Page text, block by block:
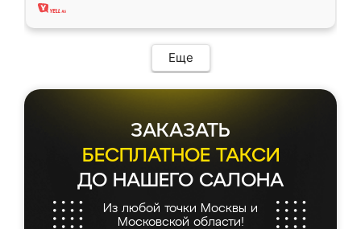
Еще
ЗАКАЗАТЬ
БЕСПЛАТНОЕ ТАКСИ
ДО НАШЕГО САЛОНА
Из любой точки Москвы и
Московской области!